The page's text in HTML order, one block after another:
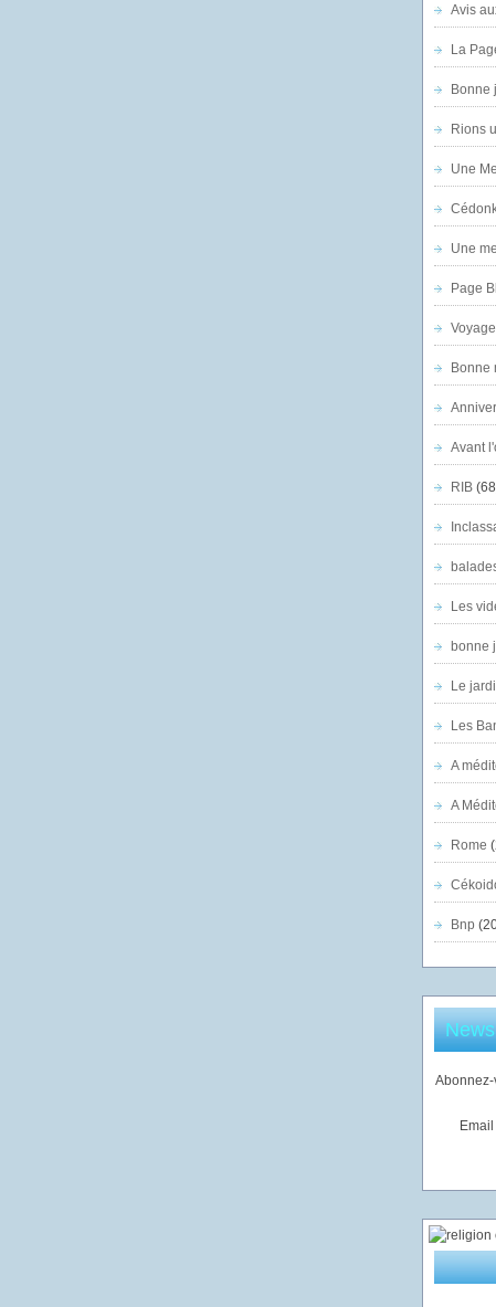
Avis
La
Bonne
Rions
Une
Une
Page
Bonne
Avant
RIB
Les
bonne
Le
Les
A
A
Rome
Bnp
Email